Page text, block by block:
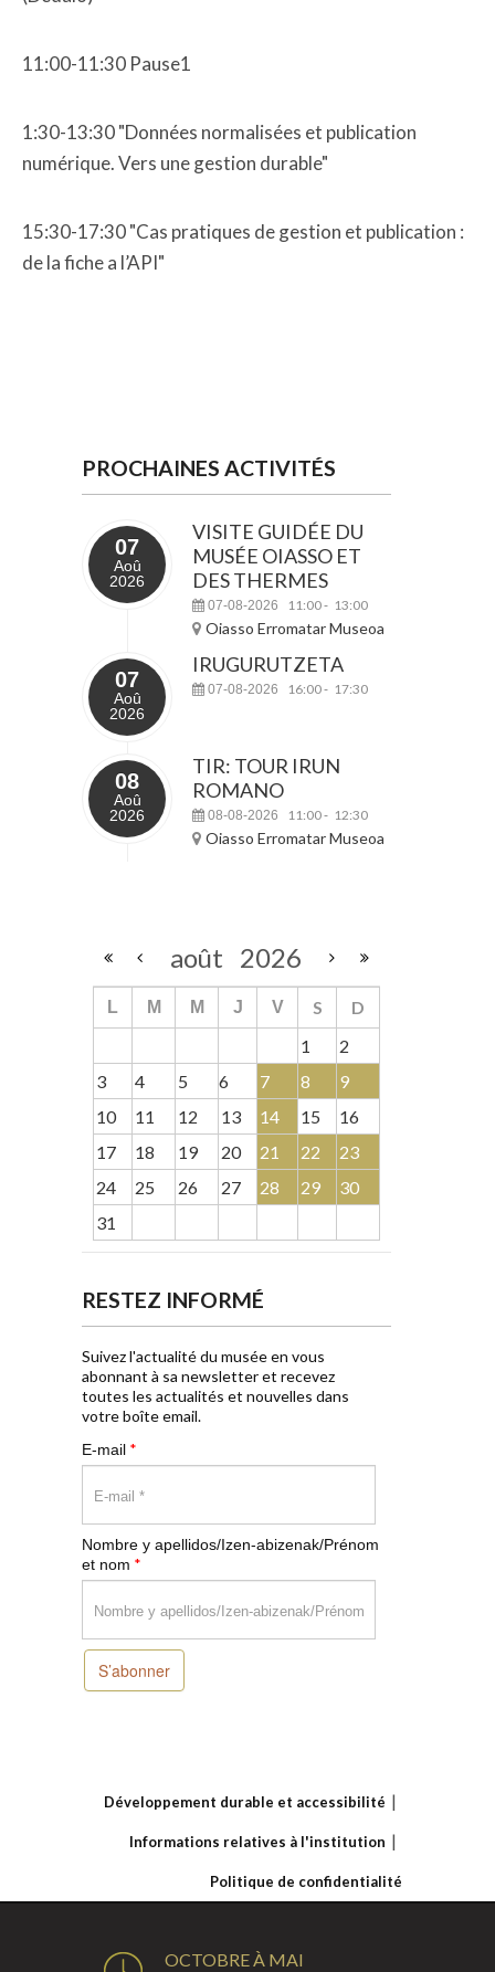
11:00-11:30 Pause1
1:30-13:30 "Données normalisées et publication
numérique. Vers une gestion durable"
15:30-17:30 "Cas pratiques de gestion et publication :
de la fiche a l’API"
PROCHAINES ACTIVITÉS
07
Aoû
2026
VISITE GUIDÉE DU
MUSÉE OIASSO ET
DES THERMES
07-08-2026 11:00- 13:00
Oiasso Erromatar Museoa
07
Aoû
2026
IRUGURUTZETA
07-08-2026 16:00- 17:30
08
Aoû
2026
TIR: TOUR IRUN
ROMANO
08-08-2026 11:00- 12:30
Oiasso Erromatar Museoa
août 2026
L M M J V S
D
1
2
3
4 5 6 7 8
9
10
11 12 13 14 15
16
17
18 19 20 21 22
23
24
25 26 27 28 29
30
31
RESTEZ INFORMÉ
Suivez l'actualité du musée en vous
abonnant à sa newsletter et recevez
toutes les actualités et nouvelles dans
votre boîte email.
E-mail *
Nombre y apellidos/Izen-abizenak/Prénom
et nom *
S’abonner
Développement durable et accessibilité
Informations relatives à l'institution
Politique de confidentialité
OCTOBRE À MAI